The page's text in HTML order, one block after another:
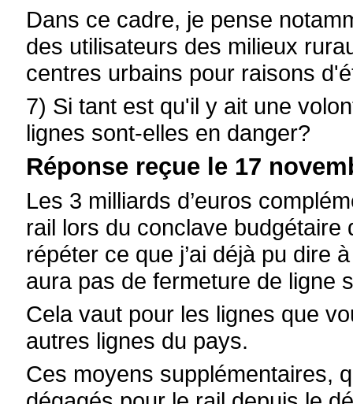
Dans ce cadre, je pense
des utilisateurs des milieux
centres urbains pour raisons
7) Si tant est qu'il y ait une
lignes sont-elles en danger?
Réponse reçue le 17
Les 3 milliards d’euros
rail lors du conclave budgétaire
répéter ce que j’ai déjà pu dire
aura pas de fermeture de ligne
Cela vaut pour les lignes que
autres lignes du pays.
Ces moyens supplémentaires,